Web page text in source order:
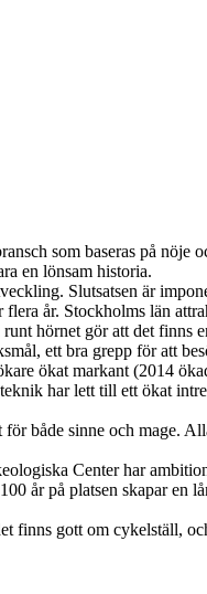
som baseras på
en lönsam historia.
Slutsatsen är
år. Stockholms län
hörnet gör att det finns
ett bra grepp för att
ökat markant (2014
har lett till ett ökat
både sinne och mage.
Center har
år på platsen skapar
gott om cykelställ,